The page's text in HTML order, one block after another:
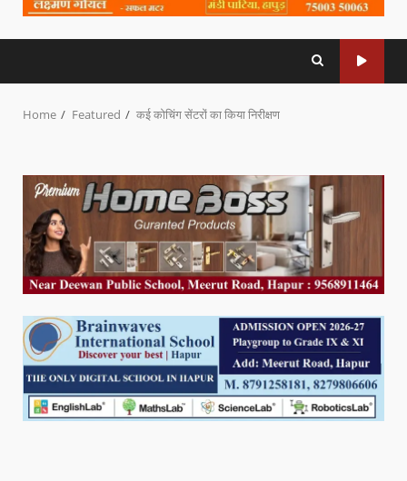
Home Featured कई कोचिंग सेंटरों का किया निरीक्षण